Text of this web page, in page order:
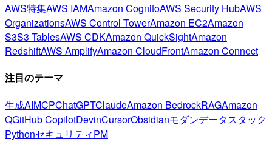
AWS特集AWS IAMAmazon CognitoAWS Security HubAWS
OrganizationsAWS Control TowerAmazon EC2Amazon
S3S3 TablesAWS CDKAmazon QuickSightAmazon
RedshiftAWS AmplifyAmazon CloudFrontAmazon Connect
注目のテーマ
生成AIMCPChatGPTClaudeAmazon BedrockRAGAmazon
QGitHub CopilotDevinCursorObsidianモダンデータスタック
PythonセキュリティPM